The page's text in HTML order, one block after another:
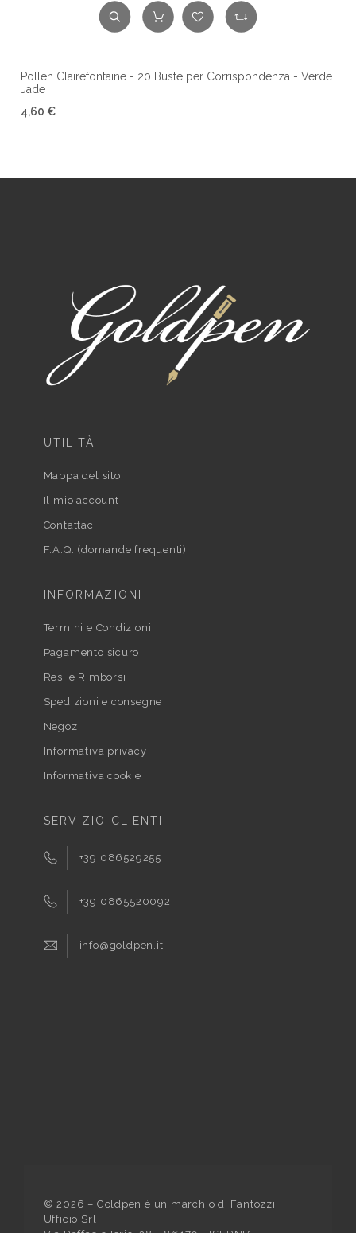
Pollen Clairefontaine - 20 Buste per Corrispondenza - Verde
Jade
4,60 €
UTILITÀ
Mappa del sito
Il mio account
Contattaci
F.A.Q. (domande frequenti)
INFORMAZIONI
Termini e Condizioni
Pagamento sicuro
Resi e Rimborsi
Spedizioni e consegne
Negozi
Informativa privacy
Informativa cookie
SERVIZIO CLIENTI
+39 086529255
+39 0865520092
info@goldpen.it
© 2026 – Goldpen è un marchio di Fantozzi
Ufficio Srl